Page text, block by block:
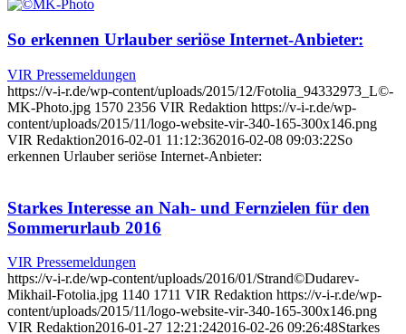
So erkennen Urlauber seriöse Internet-Anbieter:
VIR Pressemeldungen
https://v-i-r.de/wp-content/uploads/2015/12/Fotolia_94332973_L©-
MK-Photo.jpg 1570 2356 VIR Redaktion https://v-i-r.de/wp-
content/uploads/2015/11/logo-website-vir-340-165-300x146.png
VIR Redaktion2016-02-01 11:12:362016-02-08 09:03:22So
erkennen Urlauber seriöse Internet-Anbieter:
Starkes Interesse an Nah- und Fernzielen für den
Sommerurlaub 2016
VIR Pressemeldungen
https://v-i-r.de/wp-content/uploads/2016/01/Strand©Dudarev-
Mikhail-Fotolia.jpg 1140 1711 VIR Redaktion https://v-i-r.de/wp-
content/uploads/2015/11/logo-website-vir-340-165-300x146.png
VIR Redaktion2016-01-27 12:21:242016-02-26 09:26:48Starkes